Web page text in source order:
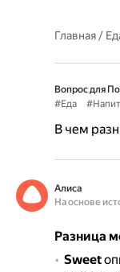
Главная/
Вопрос для
#Еда
В чем
Алиса
На основе
Разница
Sweet